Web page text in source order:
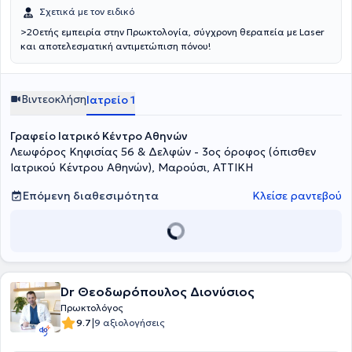
και σε μαθήματα της Ελληνικής Χειρουργικής Εταιρείας.
Σχετικά με τον ειδικό
>20ετής εμπειρία στην Πρωκτολογία, σύγχρονη θεραπεία με Laser
και αποτελεσματική αντιμετώπιση πόνου!
ΒιντεοκλήσηΙατρείο 1
Γραφείο Ιατρικό Κέντρο Αθηνών
Λεωφόρος Κηφισίας 56 & Δελφών - 3ος όροφος (όπισθεν
Ιατρικού Κέντρου Αθηνών), Μαρούσι, ΑΤΤΙΚΗ
Επόμενη διαθεσιμότητα
Κλείσε ραντεβού
Dr Θεοδωρόπουλος Διονύσιος
Πρωκτολόγος
9.7|9 αξιολογήσεις